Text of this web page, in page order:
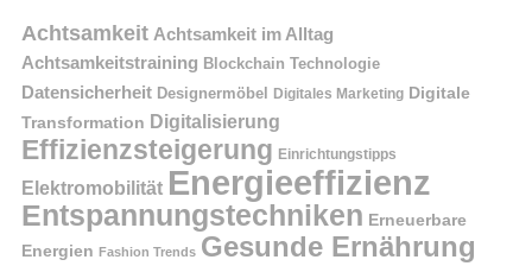
Achtsamkeit Achtsamkeit im Alltag
Achtsamkeitstraining Blockchain Technologie
Datensicherheit Designermöbel Digitales Marketing Digitale
Transformation Digitalisierung
Effizienzsteigerung Einrichtungstipps
Elektromobilität Energieeffizienz
Entspannungstechniken Erneuerbare
Energien Fashion Trends Gesunde Ernährung